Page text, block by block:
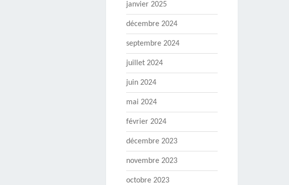
janvier 2025
décembre 2024
septembre 2024
juillet 2024
juin 2024
mai 2024
février 2024
décembre 2023
novembre 2023
octobre 2023